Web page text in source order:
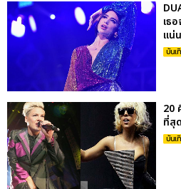
เธ
แน่
บันเ
20
ที่สุ
บันเ